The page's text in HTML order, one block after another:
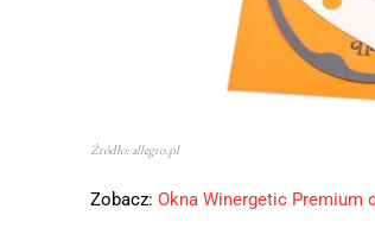
Źródło: allegro.pl
Zobacz: Okna Winergetic Premium